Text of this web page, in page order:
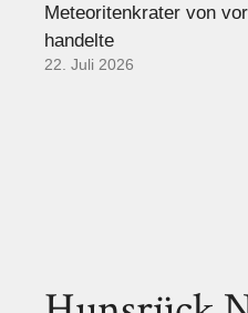
Meteoritenkrater von
handelte
22. Juli 2026